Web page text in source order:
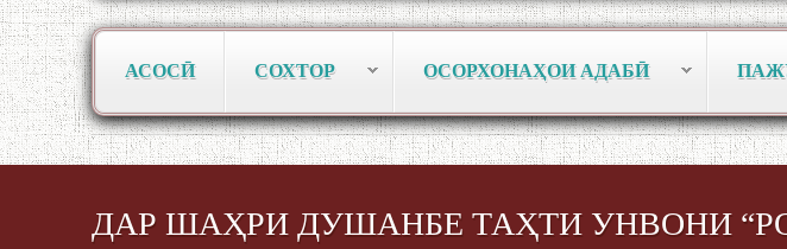
АСОСӢ СОХТОР ОСОРХОНАҲОИ АДАБӢ
ДАР ШАҲРИ ДУШАНБЕ ТАҲТИ УНВОНИ